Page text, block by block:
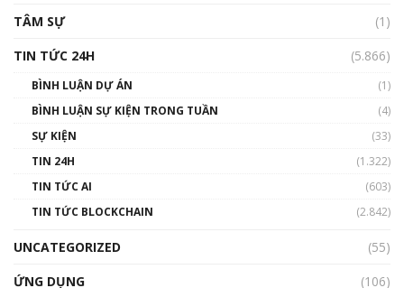
TÂM SỰ
(1)
TIN TỨC 24H
(5.866)
BÌNH LUẬN DỰ ÁN
(1)
BÌNH LUẬN SỰ KIỆN TRONG TUẦN
(4)
SỰ KIỆN
(33)
TIN 24H
(1.322)
TIN TỨC AI
(603)
TIN TỨC BLOCKCHAIN
(2.842)
UNCATEGORIZED
(55)
ỨNG DỤNG
(106)